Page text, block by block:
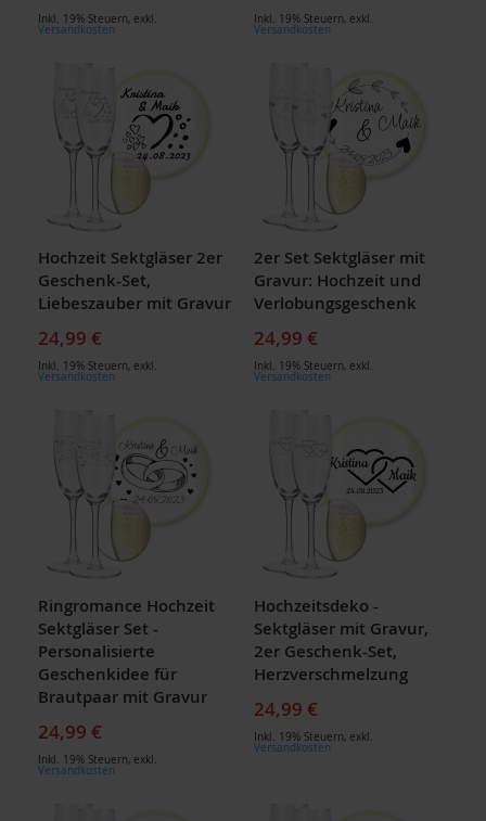
Inkl. 19% Steuern, exkl.
Versandkosten
Inkl. 19% Steuern, exkl.
Versandkosten
Hochzeit Sektgläser 2er
Geschenk-Set,
Liebeszauber mit Gravur
24,99 €
Inkl. 19% Steuern, exkl.
Versandkosten
2er Set Sektgläser mit
Gravur: Hochzeit und
Verlobungsgeschenk
24,99 €
Inkl. 19% Steuern, exkl.
Versandkosten
Ringromance Hochzeit
Sektgläser Set -
Personalisierte
Geschenkidee für
Brautpaar mit Gravur
24,99 €
Inkl. 19% Steuern, exkl.
Versandkosten
Hochzeitsdeko -
Sektgläser mit Gravur,
2er Geschenk-Set,
Herzverschmelzung
24,99 €
Inkl. 19% Steuern, exkl.
Versandkosten